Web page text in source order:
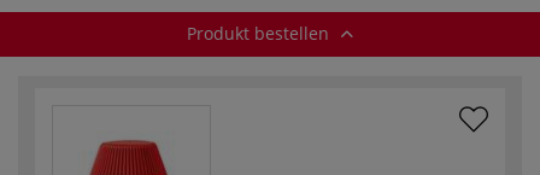
Produkt bestellen